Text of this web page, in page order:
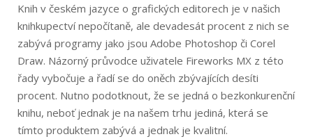
Knih v českém jazyce o grafických editorech je v našich
knihkupectví nepočítaně, ale devadesát procent z nich se
zabývá programy jako jsou Adobe Photoshop či Corel
Draw. Názorný průvodce uživatele Fireworks MX z této
řady vybočuje a řadí se do oněch zbývajících desíti
procent. Nutno podotknout, že se jedná o bezkonkurenční
knihu, neboť jednak je na našem trhu jediná, která se
tímto produktem zabývá a jednak je kvalitní.